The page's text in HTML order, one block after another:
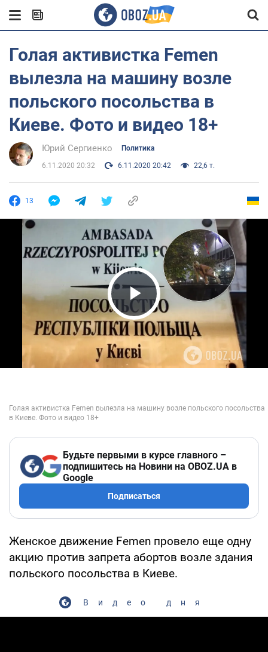
Голая активистка Femen
вылезла на машину возле
польского посольства в
Киеве. Фото и видео 18+
Юрий Сергиенко Политика
6.11.2020 20:32 6.11.2020 20:42 22,6 т.
13
Play Video
Будьте первыми в курсе главного –
подпишитесь на Новини на OBOZ.UA в
Google
Подписаться
Женское движение Femen провело еще одну
акцию против запрета абортов возле здания
польского посольства в Киеве.
Видео дня